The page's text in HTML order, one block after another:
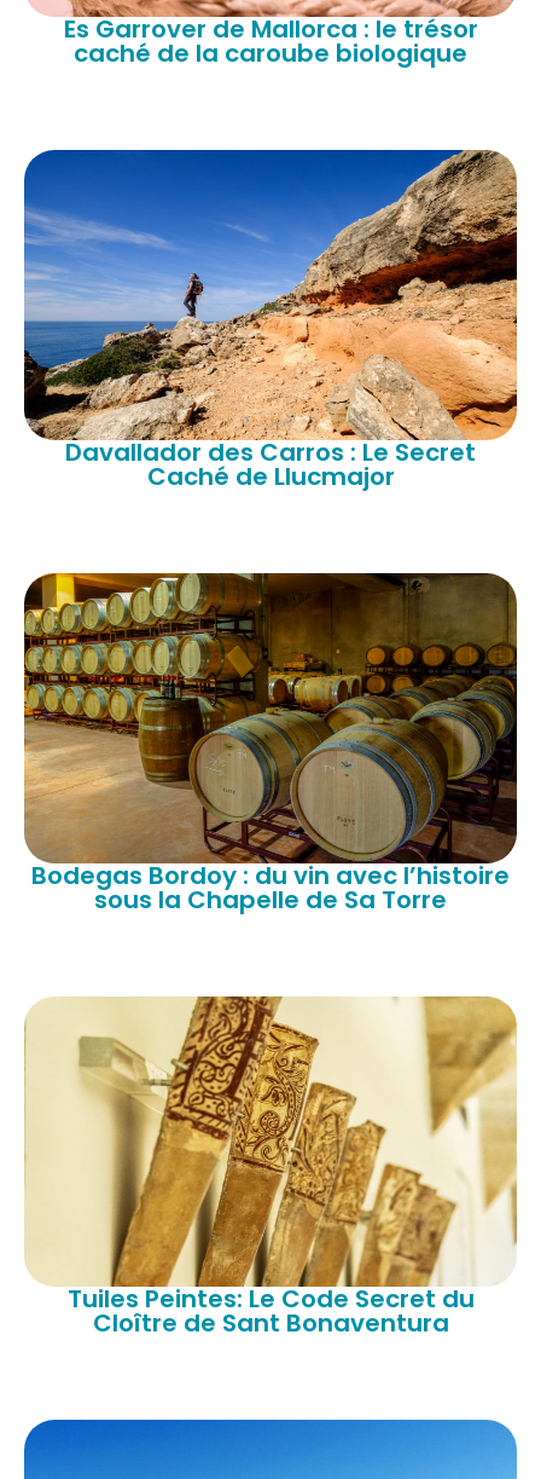
Es Garrover de Mallorca : le trésor
caché de la caroube biologique
Davallador des Carros : Le Secret
Caché de Llucmajor
Bodegas Bordoy : du vin avec l’histoire
sous la Chapelle de Sa Torre
Tuiles Peintes: Le Code Secret du
Cloître de Sant Bonaventura